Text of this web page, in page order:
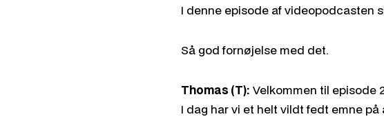
I denne episode af videopodcasten
Så god fornøjelse med det.
Thomas (T): Velkommen til episode
I dag har vi et helt vildt fedt emne på